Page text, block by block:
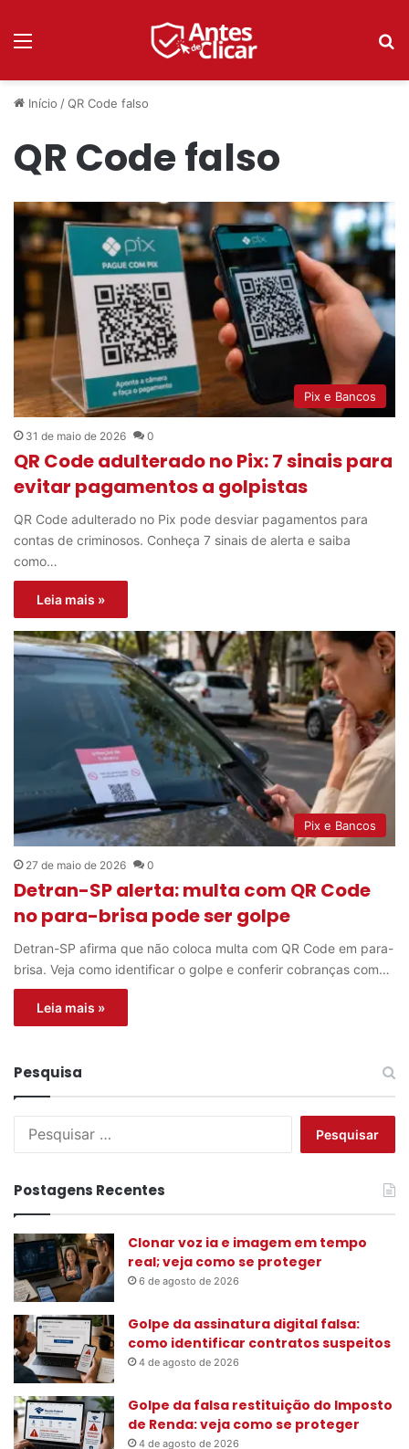
Início /QR Code falso
QR Code falso
Pix e Bancos
31 de maio de 2026 0
QR Code adulterado no Pix: 7 sinais para
evitar pagamentos a golpistas
QR Code adulterado no Pix pode desviar pagamentos para
contas de criminosos. Conheça 7 sinais de alerta e saiba
como…
Leia mais »
Pix e Bancos
27 de maio de 2026 0
Detran-SP alerta: multa com QR Code
no para-brisa pode ser golpe
Detran-SP afirma que não coloca multa com QR Code em para-
brisa. Veja como identificar o golpe e conferir cobranças com…
Leia mais »
Pesquisa
i
s
a
o
r
Postagens Recentes
Clonar voz ia e imagem em tempo
real; veja como se proteger
6 de agosto de 2026
Golpe da assinatura digital falsa:
como identificar contratos suspeitos
4 de agosto de 2026
Golpe da falsa restituição do Imposto
de Renda: veja como se proteger
4 de agosto de 2026